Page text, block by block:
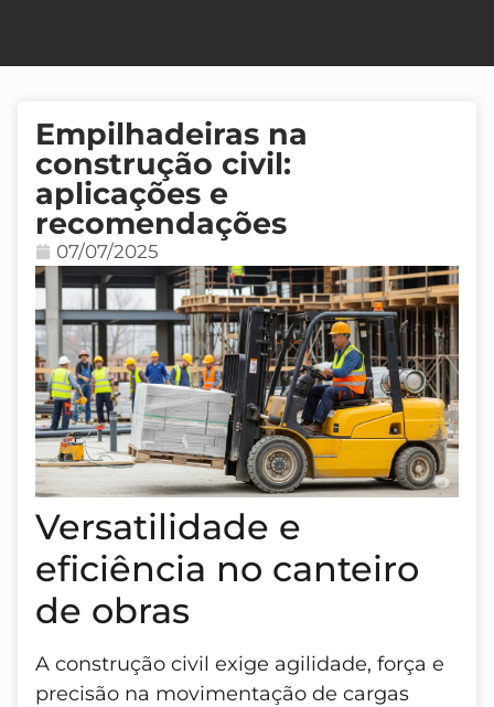
Empilhadeiras na
construção civil:
aplicações e
recomendações
07/07/2025
Versatilidade e
eficiência no canteiro
de obras
A construção civil exige agilidade, força e
precisão na movimentação de cargas